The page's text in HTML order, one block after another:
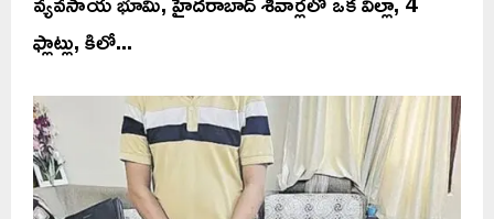
ఫ్లాట్లు, కిలో...